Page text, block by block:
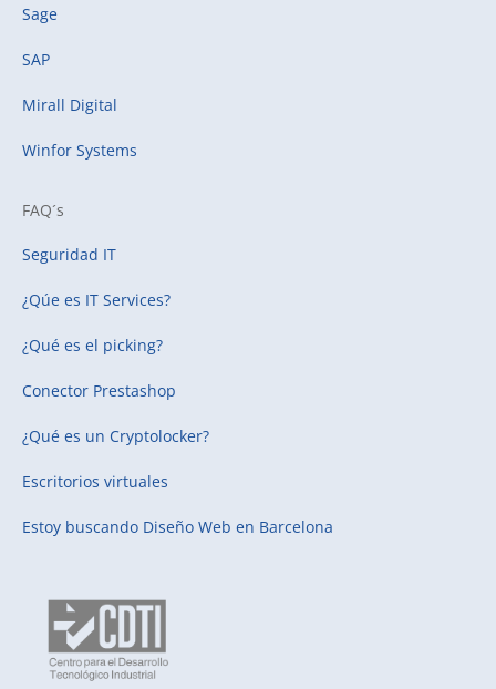
Sage
SAP
Mirall Digital
Winfor Systems
FAQ´s
Seguridad IT
¿Qúe es IT Services?
¿Qué es el picking?
Conector Prestashop
¿Qué es un Cryptolocker?
Escritorios virtuales
Estoy buscando Diseño Web en Barcelona